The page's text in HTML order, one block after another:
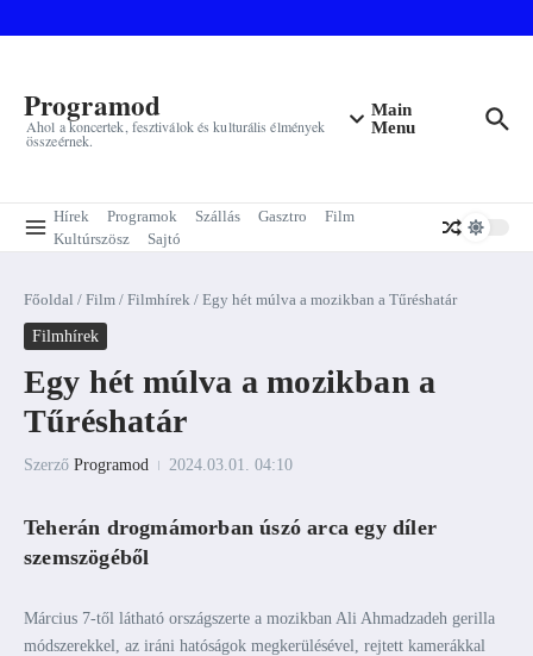
Programod
Ahol a koncertek, fesztiválok és kulturális élmények
összeérnek.
Main
Menu
Hírek Programok Szállás Gasztro
Film
Kultúrszösz
Sajtó
Főoldal / Film / Filmhírek / Egy hét múlva a mozikban a Tűréshatár
Filmhírek
Egy hét múlva a mozikban a
Tűréshatár
Szerző Programod 2024.03.01. 04:10
Teherán drogmámorban úszó arca egy díler
szemszögéből
Március 7-től látható országszerte a mozikban Ali Ahmadzadeh gerilla
módszerekkel, az iráni hatóságok megkerülésével, rejtett kamerákkal